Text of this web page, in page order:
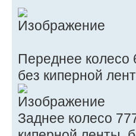
Переднее колесо
без киперной
Заднее колесо